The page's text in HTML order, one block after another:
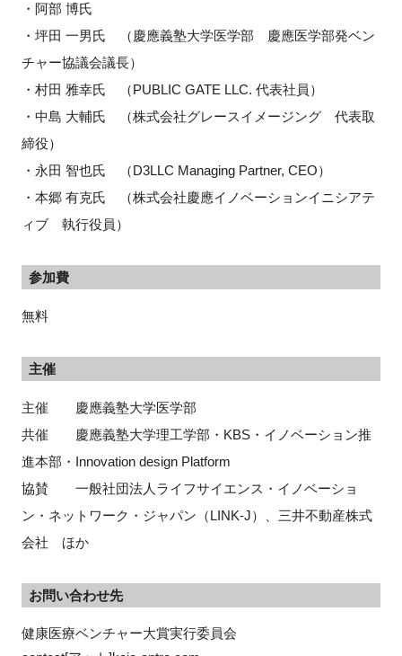
・阿部 博氏
・坪田 一男氏 （慶應義塾大学医学部 慶應医学部発ベン
チャー協議会議長）
・村田 雅幸氏 （PUBLIC GATE LLC. 代表社員）
・中島 大輔氏 （株式会社グレースイメージング 代表取
締役）
・永田 智也氏 （D3LLC Managing Partner, CEO）
・本郷 有克氏 （株式会社慶應イノベーションイニシアテ
ィブ 執行役員）
参加費
無料
主催
主催 慶應義塾大学医学部
共催 慶應義塾大学理工学部・KBS・イノベーション推
進本部・Innovation design Platform
協賛 一般社団法人ライフサイエンス・イノベーショ
ン・ネットワーク・ジャパン（LINK-J）、三井不動産株式
会社 ほか
お問い合わせ先
健康医療ベンチャー大賞実行委員会